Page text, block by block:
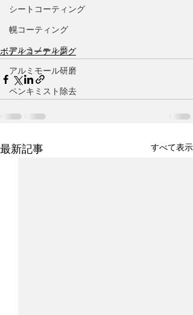
シートコーティング
幌コーティング
アルミノール磨
アルミモール研磨
ペンキミスト除去
ボディコーティング
最新記事 すべて表示